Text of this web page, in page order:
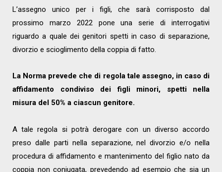
L’assegno unico per i figli, che sarà corrisposto dal
prossimo marzo 2022 pone una serie di interrogativi
riguardo a quale dei genitori spetti in caso di separazione,
divorzio e scioglimento della coppia di fatto.
La Norma prevede che di regola tale assegno, in caso di
affidamento condiviso dei figli minori, spetti nella
misura del 50% a ciascun genitore.
A tale regola si potrà derogare con un diverso accordo
preso dalle parti nella separazione, nel divorzio e/o nella
procedura di affidamento e mantenimento del figlio nato da
coppia non coniugata, prevedendo ad esempio che sia un